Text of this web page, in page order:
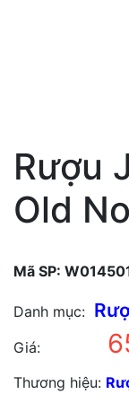
Rượu
Old
Mã SP:
Danh mục:
Giá:
Thương hiệu: